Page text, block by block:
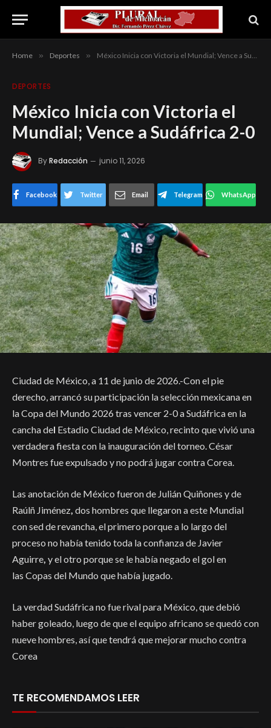
Home » Deportes » México Inicia con Victoria el Mundial; Vence a Sudáfrica 2-0
DEPORTES
México Inicia con Victoria el
Mundial; Vence a Sudáfrica 2-0
ByRedacción junio 11, 2026
Facebook Twitter Email Telegram WhatsApp
Ciudad de México, a 11 de junio de 2026.-Con el pie
derecho, arrancó su participación la selección mexicana en
la Copa del Mundo 2026 tras vencer 2-0a Sudáfricaen la
cancha del Estadio Ciudad de México, recinto que vivió una
verdadera fiesta con la inauguración del torneo. César
Montres fue expulsado y no podrá jugar contra Corea.
Las anotación de México fueron de Julián Quiñones y de
Raúlñ Jiménez, dos hombres que llegaron a este Mundial
con sed de revancha, el primero porque a lo largo del
proceso no había tenido toda la confianza de Javier
Aguirre, y el otro porque se le había negado el gol en
las Copas del Mundo que había jugado.
La verdad Sudáfrica no fue rival para México, que debió
haber goleado, luego de que el equipo africano se quedó con
nueve hombres, así que tendrá que mejorar mucho contra
Corea
TE RECOMENDAMOS LEER